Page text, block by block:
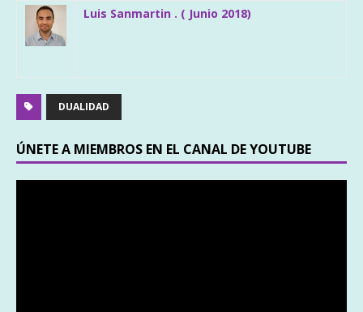
Luis Sanmartin . ( Junio 2018)
DUALIDAD
ÚNETE A MIEMBROS EN EL CANAL DE YOUTUBE